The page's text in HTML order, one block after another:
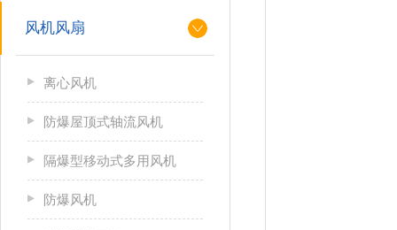
风机风扇
离心风机
防爆屋顶式轴流风机
隔爆型移动式多用风机
防爆风机